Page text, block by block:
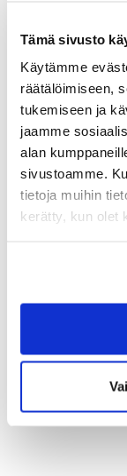
Tämä sivusto
Käytämme
räätälöimiseen,
tukemiseen ja
jaamme
alan
sivustoamme.
tietoja muihin
kerätty, kun olet
ensimmäisen
Kaudella 2026
250 €.
Osakkaan
Tiedustelut